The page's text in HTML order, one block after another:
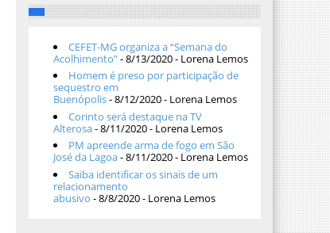
CEFET-MG organiza a “Semana do
Acolhimento”- 8/13/2020- Lorena Lemos
Homem é preso por participação de
sequestro em
Buenópolis- 8/12/2020- Lorena Lemos
Corinto será destaque na TV
Alterosa- 8/11/2020- Lorena Lemos
PM apreende arma de fogo em São
José da Lagoa- 8/11/2020- Lorena Lemos
Saiba identificar os sinais de um
relacionamento
abusivo - 8/8/2020- Lorena Lemos